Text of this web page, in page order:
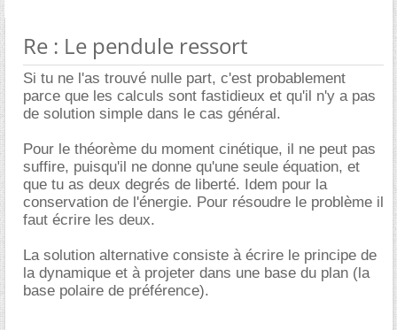
Re : Le pendule ressort
Si tu ne l'as trouvé nulle part, c'est probablement
parce que les calculs sont fastidieux et qu'il n'y a pas
de solution simple dans le cas général.
Pour le théorème du moment cinétique, il ne peut pas
suffire, puisqu'il ne donne qu'une seule équation, et
que tu as deux degrés de liberté. Idem pour la
conservation de l'énergie. Pour résoudre le problème il
faut écrire les deux.
La solution alternative consiste à écrire le principe de
la dynamique et à projeter dans une base du plan (la
base polaire de préférence).